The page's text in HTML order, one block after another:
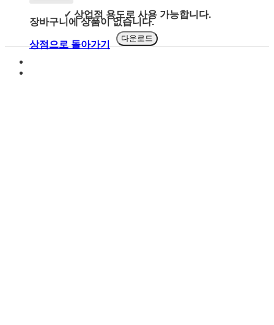
장바구니에 상품이 없습니다.
상점으로 돌아가기
✓ 상업적 용도로 사용 가능합니다.
다운로드